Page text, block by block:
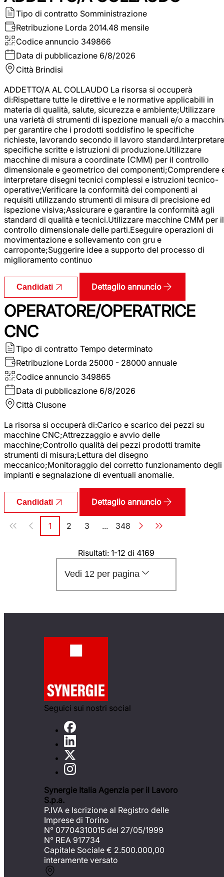
Tipo di contratto Somministrazione
Retribuzione Lorda 2014.48 mensile
Codice annuncio 349866
Data di pubblicazione 6/8/2026
Città Brindisi
ADDETTO/A AL COLLAUDO La risorsa si occuperà
di:Rispettare tutte le direttive e le normative applicabili in
materia di qualità, salute, sicurezza e ambiente;Utilizzare
una varietà di strumenti di ispezione manuali e/o a
per garantire che i prodotti soddisfino le specifiche
richieste, lavorando secondo il lavoro standard.Interpretare
specifiche scritte e istruzioni di produzione.Utilizzare
macchine di misura a coordinate (CMM) per il controllo
dimensionale e geometrico dei componenti;Comprendere
interpretare disegni tecnici complessi e istruzioni tecnico-
operative;Verificare la conformità dei componenti ai
requisiti utilizzando strumenti di misura di precisione ed
ispezione visiva;Assicurare e garantire la conformità agli
standard di qualità e tecnici.Utilizzare macchine CMM per il
controllo dimensionale delle parti.Eseguire operazioni di
movimentazione e sollevamento con gru e
carroponte;Suggerire idee a supporto del processo di
miglioramento continuo
Candidati Dettaglio annuncio
OPERATORE/OPERATRICE
CNC
Tipo di contratto Tempo determinato
Retribuzione Lorda 25000 - 28000 annuale
Codice annuncio 349865
Data di pubblicazione 6/8/2026
Città Clusone
La risorsa si occuperà di:Carico e scarico dei pezzi su
macchine CNC;Attrezzaggio e avvio delle
macchine;Controllo qualità dei pezzi prodotti tramite
strumenti di misura;Lettura del disegno
meccanico;Monitoraggio del corretto funzionamento degli
impianti e segnalazione di eventuali anomalie.
Candidati Dettaglio annuncio
Paginazione
Pagina
1 Pagina
2 Pagina
3 ... Pagina
348
Risultati: 1-12 di 4169
Vedi 12 per pagina
Seguici sui nostri social
Synergie Italia Agenzia per il Lavoro
S.p.a.
P.IVA e Iscrizione al Registro delle
Imprese di Torino
N° 07704310015 del 27/05/1999
N° REA 917734
Capitale Sociale € 2.500.000,00
interamente versato